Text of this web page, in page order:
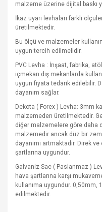
malzeme üzerine dijital baskı
İkaz uyarı levhaları farklı
üretilmektedir.
Bu ölçü ve malzemeler
uygun tercih edilmelidir.
PVC Levha : İnşaat, fabrika,
içmekan dış mekanlarda
uygun fiyata tedarik edilebilir.
dayanım sağlar.
Dekota ( Forex ) Levha: 3mm
malzemeden üretilmektedir.
diğer malzemelere göre daha
malzemedir ancak düz bir
dayanımı artmaktadır. Direk
şartlarına uygundur.
Galvaniz Sac ( Paslanmaz )
hava şartlarına karşı
kullanıma uygundur. 0,50mm,
edilmektedir.